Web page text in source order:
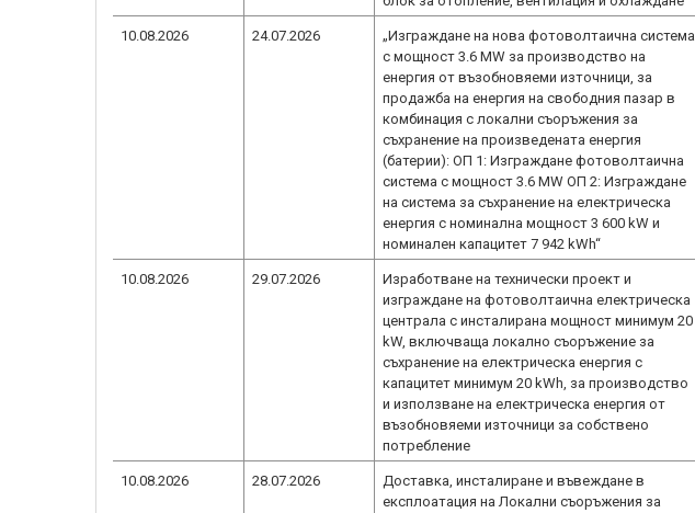
10.08.2026 24.07.2026
„Изграждане на нова фотоволтаична система
с мощност 3.6 MW за производство на
енергия от възобновяеми източници, за
продажба на енергия на свободния пазар в
комбинация с локални съоръжения за
съхранение на произведената енергия
(батерии): ОП 1: Изграждане фотоволтаична
система с мощност 3.6 MW ОП 2: Изграждане
на система за съхранение на електрическа
енергия с номинална мощност 3 600 kW и
номинален капацитет 7 942 kWh“
10.08.2026 29.07.2026
Изработване на технически проект и
изграждане на фотоволтаична електрическа
централа с инсталирана мощност минимум 20
kW, включваща локално съоръжение за
съхранение на електрическа енергия с
капацитет минимум 20 kWh, за производство
и използване на електрическа енергия от
възобновяеми източници за собствено
потребление
10.08.2026 28.07.2026
Доставка, инсталиране и въвеждане в
експлоатация на Локални съоръжения за